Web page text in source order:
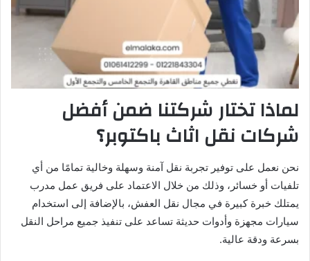
لماذا تختار شركتنا ضمن أفضل
شركات نقل اثاث باكتوبر؟
نحن نعمل على توفير تجربة نقل آمنة وسهلة وخالية تمامًا من أي
تلفيات أو خسائر، وذلك من خلال الاعتماد على فريق عمل مدرب
يمتلك خبرة كبيرة في مجال نقل العفش، بالإضافة إلى استخدام
سيارات مجهزة وأدوات حديثة تساعد على تنفيذ جميع مراحل النقل
بسرعة ودقة عالية.